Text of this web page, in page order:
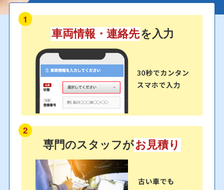
1
車両情報・連絡先を入力
2
専門のスタッフがお見積り